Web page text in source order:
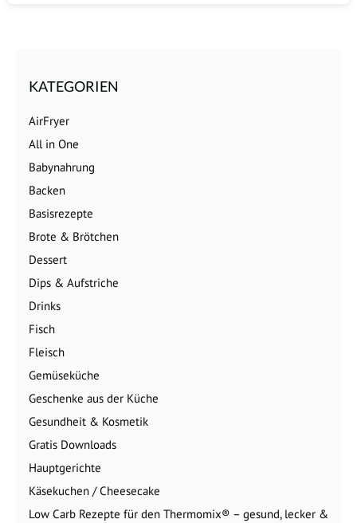
KATEGORIEN
AirFryer
All in One
Babynahrung
Backen
Basisrezepte
Brote & Brötchen
Dessert
Dips & Aufstriche
Drinks
Fisch
Fleisch
Gemüseküche
Geschenke aus der Küche
Gesundheit & Kosmetik
Gratis Downloads
Hauptgerichte
Käsekuchen / Cheesecake
Low Carb Rezepte für den Thermomix® – gesund, lecker &